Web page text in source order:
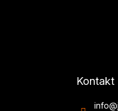
Kontakt
info@